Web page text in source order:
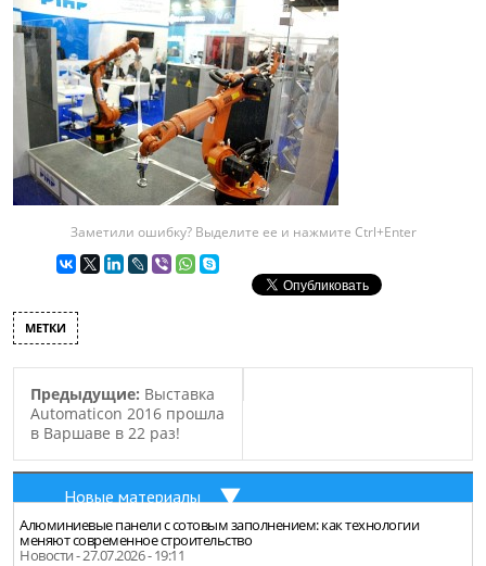
Заметили ошибку? Выделите ее и нажмите Ctrl+Enter
МЕТКИ
Предыдущие: Выставка
Automaticon 2016 прошла
в Варшаве в 22 раз!
Новые материалы
Алюминиевые панели с сотовым заполнением: как технологии
меняют современное строительство
Новости - 27.07.2026 - 19:11